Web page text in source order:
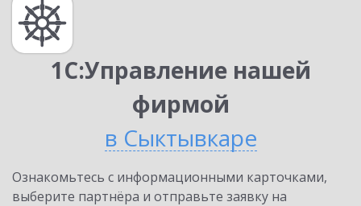
1С:Управление нашей
фирмой
в Сыктывкаре
Ознакомьтесь с информационными карточками,
выберите партнёра и отправьте заявку на